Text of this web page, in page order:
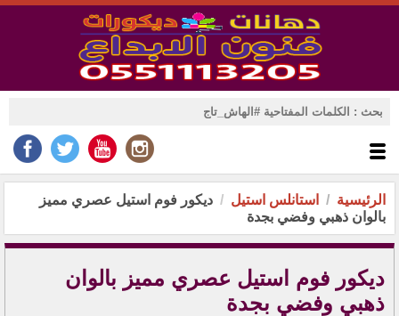
الرئيسية استانلس استيل
ديكور فوم استيل عصري مميز
بالوان ذهبي وفضي بجدة
ديكور فوم استيل عصري مميز بالوان
ذهبي وفضي بجدة